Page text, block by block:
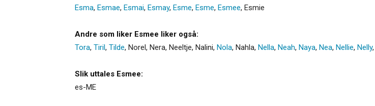
Esma, Esmae, Esmai, Esmay, Esme, Esme, Esmee, Esmie
Andre som liker Esmee liker også:
Tora, Tiril, Tilde, Norel, Nera, Neeltje, Nalini, Nola, Nahla, Nella, Neah, Naya, Nea, Nellie, Nelly,
Slik uttales Esmee:
es-ME